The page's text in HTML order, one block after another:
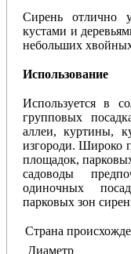
Сирень отлично
кустами и
небольших
Использование
Используется в
групповых
аллеи, куртины,
изгороди. Широко
площадок,
садоводы
одиночных
парковых зон
Страна
Диаметр